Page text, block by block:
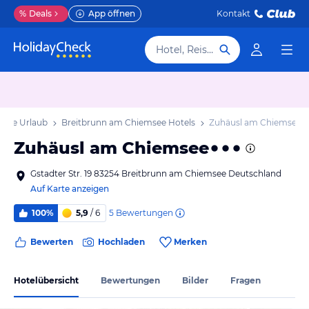
% Deals App öffnen Kontakt
Hotel, Reiseziel
Urlaub Breitbrunn am Chiemsee Hotels Zuhäusl am Chiemsee
Zuhäusl am Chiemsee
Gstadter Str. 19 83254 Breitbrunn am Chiemsee Deutschland
Auf Karte anzeigen
100% 5,9 / 6 5 Bewertungen
Bewerten Hochladen Merken
Hotelübersicht Bewertungen Bilder Fragen